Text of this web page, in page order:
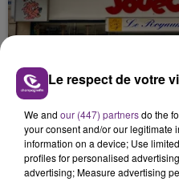
LE MAGASIN
SES PORTES
C'était l'une des
rémois. Le magasin
fermer ses portes.
Le respect de votre
We and our (447) partnersdo the
your consent and/or our legitimate
information on a device; Use
profiles for personalised
advertising; Measure advertising